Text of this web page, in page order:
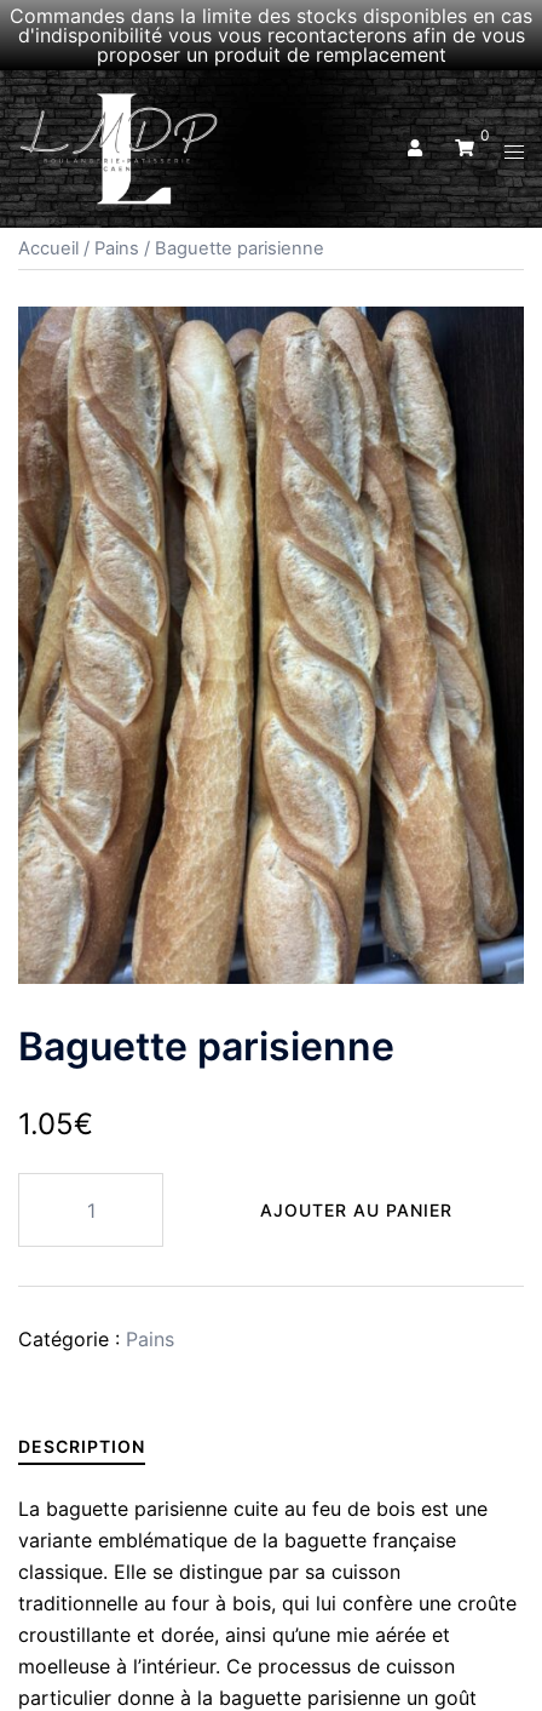
Commandes dans la limite des stocks disponibles en cas
d'indisponibilité vous vous recontacterons afin de vous
proposer un produit de remplacement
Aller
au
contenu
0
le
Accueil / Pains / Baguette parisienne
Baguette parisienne
1.05€
Baguette
parisienne
AJOUTER AU PANIER
Catégorie : Pains
DESCRIPTION
La baguette parisienne cuite au feu de bois est une
variante emblématique de la baguette française
classique. Elle se distingue par sa cuisson
traditionnelle au four à bois, qui lui confère une croûte
croustillante et dorée, ainsi qu’une mie aérée et
moelleuse à l’intérieur. Ce processus de cuisson
particulier donne à la baguette parisienne un goût